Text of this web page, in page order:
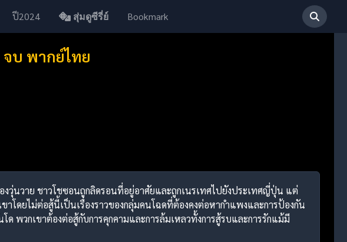
ปี2024 สุ่มดูซีรี่ย์ Bookmark
จบ พากย์ไทย
วุ่นวาย ชาวโชซอนถูกลิดรอนที่อยู่อาศัยและถูกเนรเทศไปยังประเทศญี่ปุ่น แต่
ดยไม่ต่อสู้นี้เป็นเรื่องราวของกลุ่มคนโฉดที่ต้องคงต่อหากำแพงและการป้องกัน
พวกเขาต้องต่อสู้กับการคุกคามและการล้มเหลวทั้งการสู้รบและการรักแม้มี